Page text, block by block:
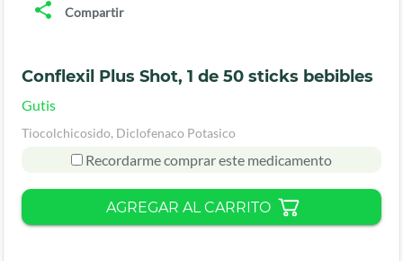
Compartir
Conflexil Plus Shot, 1 de 50 sticks bebibles
Gutis
Tiocolchicosido, Diclofenaco Potasico
Recordarme comprar este medicamento
AGREGAR AL CARRITO